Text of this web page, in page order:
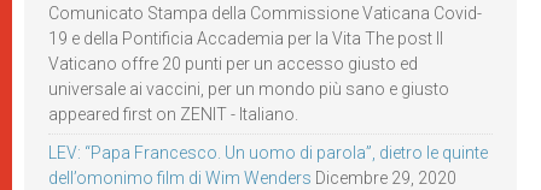
Comunicato Stampa della Commissione Vaticana Covid-
19 e della Pontificia Accademia per la Vita The post Il
Vaticano offre 20 punti per un accesso giusto ed
universale ai vaccini, per un mondo più sano e giusto
appeared first on ZENIT - Italiano.
LEV: “Papa Francesco. Un uomo di parola”, dietro le quinte
dell’omonimo film di Wim Wenders Dicembre 29, 2020